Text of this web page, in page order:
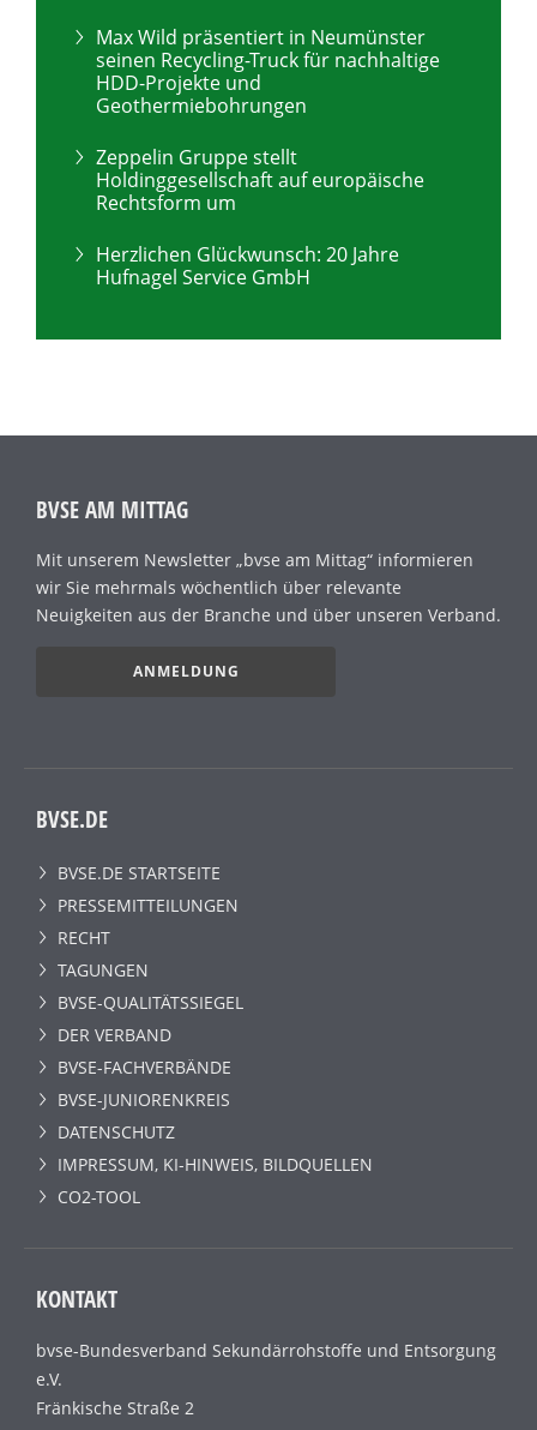
Max Wild präsentiert in Neumünster
seinen Recycling-Truck für nachhaltige
HDD-Projekte und
Geothermiebohrungen
Zeppelin Gruppe stellt
Holdinggesellschaft auf europäische
Rechtsform um
Herzlichen Glückwunsch: 20 Jahre
Hufnagel Service GmbH
BVSE AM MITTAG
Mit unserem Newsletter „bvse am Mittag“ informieren
wir Sie mehrmals wöchentlich über relevante
Neuigkeiten aus der Branche und über unseren Verband.
ANMELDUNG
BVSE.DE
BVSE.DE STARTSEITE
PRESSEMITTEILUNGEN
RECHT
TAGUNGEN
BVSE-QUALITÄTSSIEGEL
DER VERBAND
BVSE-FACHVERBÄNDE
BVSE-JUNIORENKREIS
DATENSCHUTZ
IMPRESSUM, KI-HINWEIS, BILDQUELLEN
CO2-TOOL
KONTAKT
bvse-Bundesverband Sekundärrohstoffe und Entsorgung
e.V.
Fränkische Straße 2